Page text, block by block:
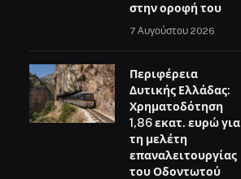
στην οροφή του
7 Αυγούστου 2026
Περιφέρεια
Δυτικής Ελλάδας:
Χρηματοδότηση
1,86 εκατ. ευρώ για
τη μελέτη
επαναλειτουργίας
του Οδοντωτού